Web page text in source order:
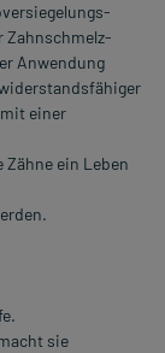
Zahnschmelz-
Anwendung
einer
ein Leben
sie